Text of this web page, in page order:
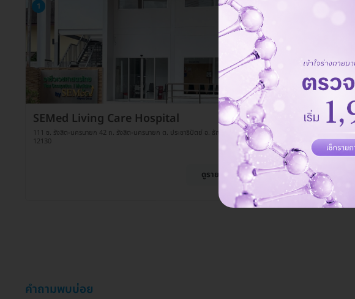
1
SEMed Living Care Hospital
111 ซ. รังสิต-นครนายก 42 ถ. รังสิต-นครนายก ต. ประชาธิปัตย์ อ. ธัญบุรี จ. ปทุมธานี
12130
ดูรายละเอียด
คำถามพบบ่อย